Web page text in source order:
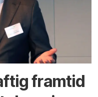
framtid